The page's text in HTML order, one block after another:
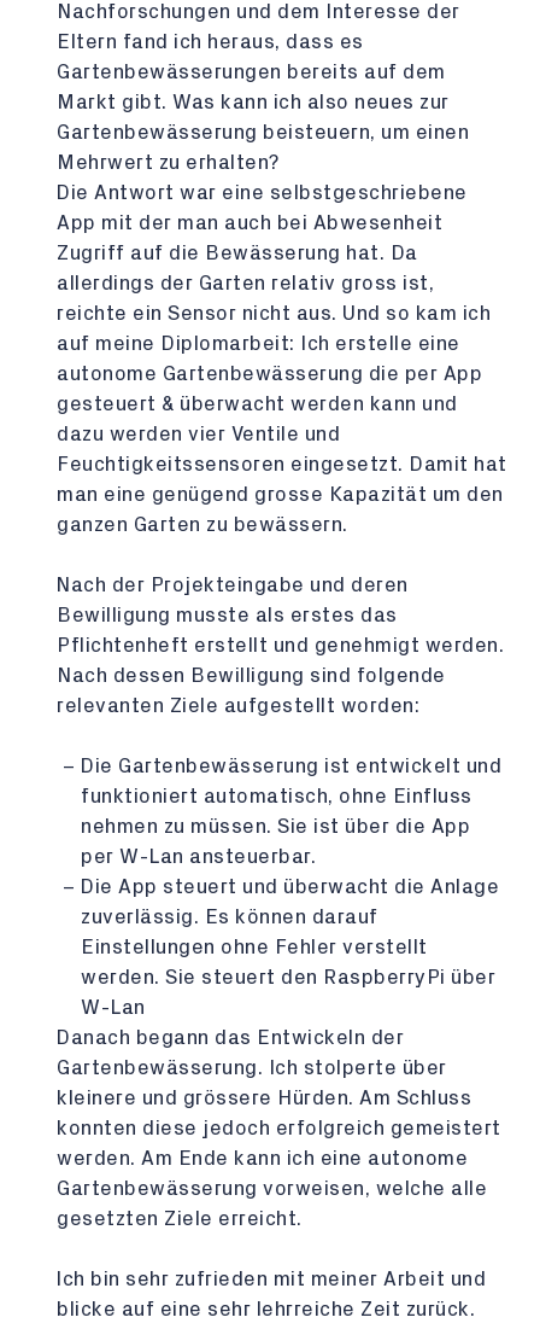
Nachforschungen und dem Interesse der
Eltern fand ich heraus, dass es
Gartenbewässerungen bereits auf dem
Markt gibt. Was kann ich also neues zur
Gartenbewässerung beisteuern, um einen
Mehrwert zu erhalten?
Die Antwort war eine selbstgeschriebene
App mit der man auch bei Abwesenheit
Zugriff auf die Bewässerung hat. Da
allerdings der Garten relativ gross ist,
reichte ein Sensor nicht aus. Und so kam ich
auf meine Diplomarbeit: Ich erstelle eine
autonome Gartenbewässerung die per App
gesteuert & überwacht werden kann und
dazu werden vier Ventile und
Feuchtigkeitssensoren eingesetzt. Damit hat
man eine genügend grosse Kapazität um den
ganzen Garten zu bewässern.
Nach der Projekteingabe und deren
Bewilligung musste als erstes das
Pflichtenheft erstellt und genehmigt werden.
Nach dessen Bewilligung sind folgende
relevanten Ziele aufgestellt worden:
Die Gartenbewässerung ist entwickelt und
funktioniert automatisch, ohne Einfluss
nehmen zu müssen. Sie ist über die App
per W-Lan ansteuerbar.
Die App steuert und überwacht die Anlage
zuverlässig. Es können darauf
Einstellungen ohne Fehler verstellt
werden. Sie steuert den RaspberryPi über
W-Lan
Danach begann das Entwickeln der
Gartenbewässerung. Ich stolperte über
kleinere und grössere Hürden. Am Schluss
konnten diese jedoch erfolgreich gemeistert
werden. Am Ende kann ich eine autonome
Gartenbewässerung vorweisen, welche alle
gesetzten Ziele erreicht.
Ich bin sehr zufrieden mit meiner Arbeit und
blicke auf eine sehr lehrreiche Zeit zurück.